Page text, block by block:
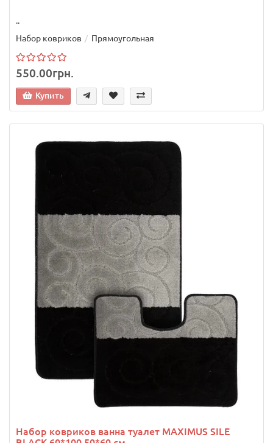
..
Набор ковриков
Прямоугольная
550.00грн.
Купить
Набор ковриков ванна туалет MAXIMUS SILE